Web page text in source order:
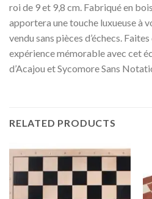
roi de 9 et 9,8 cm. Fabriqué en
apportera une touche luxueuse à
vendu sans pièces d’échecs.
expérience mémorable avec cet
d’Acajou et Sycomore Sans
RELATED PRODUCTS